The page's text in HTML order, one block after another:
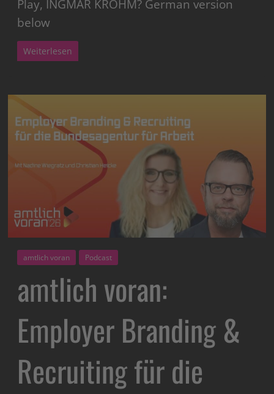
Play, INGMAR KROHM? German version
below
Weiterlesen
amtlich voran Podcast
amtlich voran:
Employer Branding &
Recruiting für die